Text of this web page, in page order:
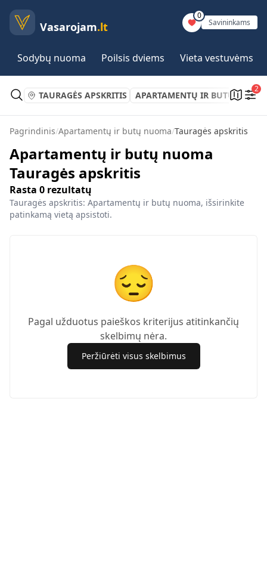
Vasarojam.lt
0
Savininkams
Sodybų nuoma Poilsis dviems Vieta vestuvėms
TAURAGĖS APSKRITIS APARTAMENTŲ IR BUTŲ
2
Pagrindinis/Apartamentų ir butų nuoma/Tauragės apskritis
Apartamentų ir butų nuoma
Tauragės apskritis
Rasta 0 rezultatų
Tauragės apskritis: Apartamentų ir butų nuoma, išsirinkite
patinkamą vietą apsistoti.
😔
Pagal užduotus paieškos kriterijus atitinkančių
skelbimų nėra.
Peržiūrėti visus skelbimus